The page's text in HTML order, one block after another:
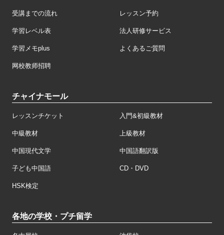
受講までの流れ レッスン予約
学習レベル表 法人研修サービス
学習メモplus よくあるご質問
网校教师招聘
チャイナモール
レッスンチケット 入門&初級教材
中級教材 上級教材
中国現代文学 中国語翻訳版
子ども中国語 CD・DVD
HSK検定
各地の学校・プチ留学